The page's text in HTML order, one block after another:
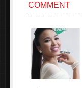
COMMENT